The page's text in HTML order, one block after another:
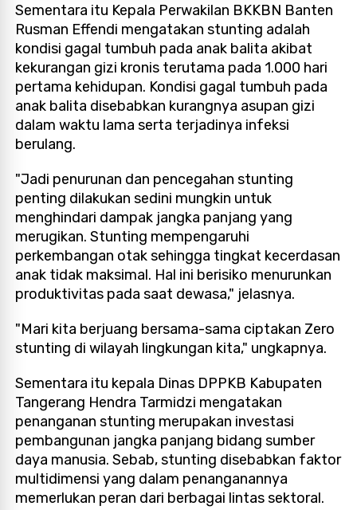
Sementara itu Kepala Perwakilan BKKBN Banten
Rusman Effendi mengatakan stunting adalah
kondisi gagal tumbuh pada anak balita akibat
kekurangan gizi kronis terutama pada 1.000 hari
pertama kehidupan. Kondisi gagal tumbuh pada
anak balita disebabkan kurangnya asupan gizi
dalam waktu lama serta terjadinya infeksi
berulang.
"Jadi penurunan dan pencegahan stunting
penting dilakukan sedini mungkin untuk
menghindari dampak jangka panjang yang
merugikan. Stunting mempengaruhi
perkembangan otak sehingga tingkat kecerdasan
anak tidak maksimal. Hal ini berisiko menurunkan
produktivitas pada saat dewasa," jelasnya.
"Mari kita berjuang bersama-sama ciptakan Zero
stunting di wilayah lingkungan kita," ungkapnya.
Sementara itu kepala Dinas DPPKB Kabupaten
Tangerang Hendra Tarmidzi mengatakan
penanganan stunting merupakan investasi
pembangunan jangka panjang bidang sumber
daya manusia. Sebab, stunting disebabkan faktor
multidimensi yang dalam penanganannya
memerlukan peran dari berbagai lintas sektoral.